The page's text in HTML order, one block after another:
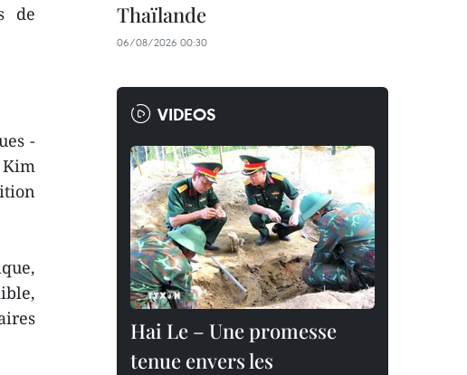
de
-
Thaïlande
06/08/2026 00:30
VIDEOS
Hai Le – Une promesse
tenue envers les